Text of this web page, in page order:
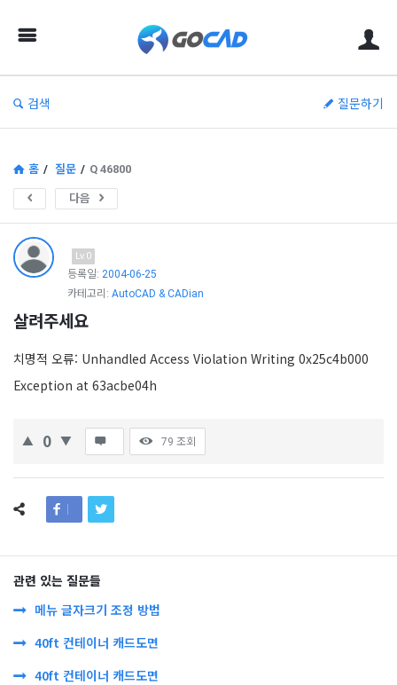
캐
보
중
심
검색 질문하기
홈 / 질문 / Q 46800
다음
Lv.0
등록일: 2004-06-25
카테고리: AutoCAD & CADian
살려주세요
치명적 오류: Unhandled Access Violation Writing 0x25c4b000
Exception at 63acbe04h
0 79 조회
관련 있는 질문들
메뉴 글자크기 조정 방법
40ft 컨테이너 캐드도면
40ft 컨테이너 캐드도면